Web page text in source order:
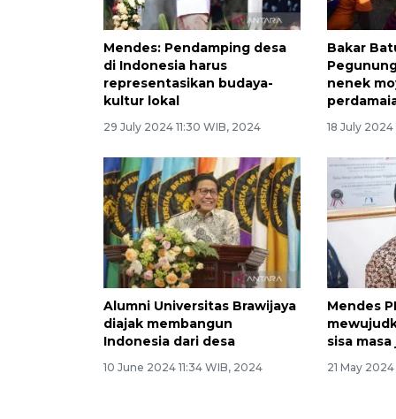
Mendes: Pendamping desa
di Indonesia harus
representasikan budaya-
kultur lokal
29 July 2024 11:30 WIB, 2024
Bakar
nenek
18 July
Alumni Universitas Brawijaya
diajak membangun
Indonesia dari desa
10 June 2024 11:34 WIB, 2024
Mendes
sisa
21 May